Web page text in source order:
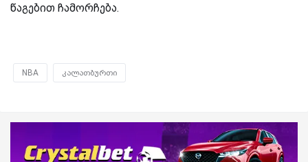
წაგებით ჩამორჩება.
NBA კალათბურთი